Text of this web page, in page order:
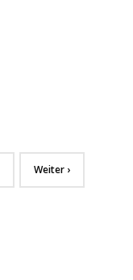
Weiter ›